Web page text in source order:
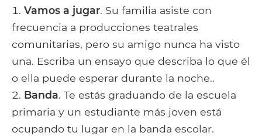
Vamos a jugar. Su familia asiste con
frecuencia a producciones teatrales
comunitarias, pero su amigo nunca ha visto
una. Escriba un ensayo que describa lo que él
o ella puede esperar durante la noche..
Banda. Te estás graduando de la escuela
primaria y un estudiante más joven está
ocupando tu lugar en la banda escolar.